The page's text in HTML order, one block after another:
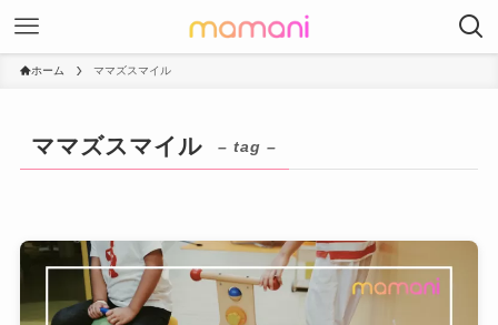
ホーム ママズスマイル
ママズスマイル – tag –